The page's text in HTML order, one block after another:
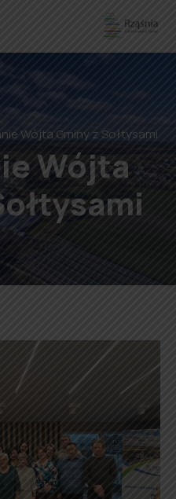
Wójta Gminy z Sołtysami
Wójta